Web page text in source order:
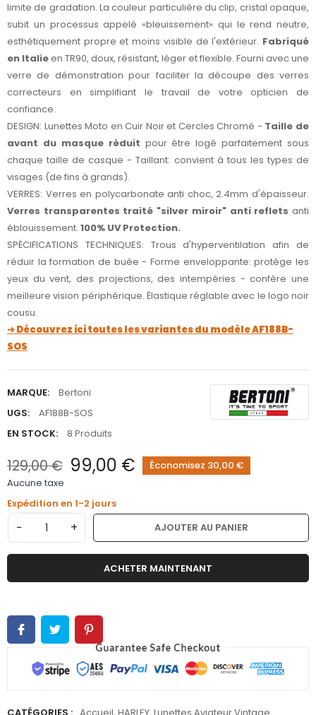
limite de gradation. La couleur particulière du clip, cristal opaque,
subit un processus appelé «bleuissement» qui le rend neutre,
esthétiquement propre et moins visible de l'extérieur. Fabriqué
en Italieen TR90, doux, résistant, léger et flexible. Fourni avec une
verre de démonstration pour faciliter la découpe des verres
correcteurs en simplifiant le travail de votre opticien de
confiance.
DESIGN: Lunettes Moto en Cuir Noir et Cercles Chromé - Taille de
avant du masque réduit pour être logé parfaitement sous
chaque taille de casque - Taillant: convient à tous les types de
visages (de fins à grands).
VERRES: Verres en polycarbonate anti choc, 2.4mm d'épaisseur.
Verres transparentes traité "silver miroir" anti reflets anti
éblouissement. 100% UV Protection.
SPÉCIFICATIONS TECHNIQUES: Trous d'hyperventilation afin de
réduir la formation de buée - Forme enveloppante: protège les
yeux du vent, des projections, des intempéries - confère une
meilleure vision périphérique. Élastique réglable avec le logo noir
cousu.
➜ Découvrez ici toutes les variantes du modèle AF188B-
SOS
MARQUE:
Bertoni
UGS:
AF188B-SOS
EN STOCK:
8 Produits
129,00 € 99,00 €
Économisez 30,00 €
Aucune taxe
Expédition en 1-2 jours
− + AJOUTER AU PANIER
ACHETER MAINTENANT
CATÉGORIES : Accueil, HARLEY, Lunettes Aviateur Vintage,